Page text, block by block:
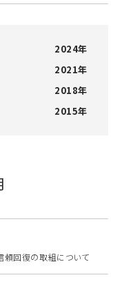
2024年
2021年
2018年
2015年
頼回復の取組について